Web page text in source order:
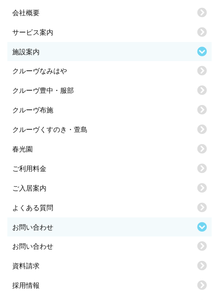
会社概要
サービス案内
施設案内
クルーヴなみはや
クルーヴ豊中・服部
クルーヴ布施
クルーヴくすのき・萱島
春光園
ご利用料金
ご入居案内
よくある質問
お問い合わせ
お問い合わせ
資料請求
採用情報